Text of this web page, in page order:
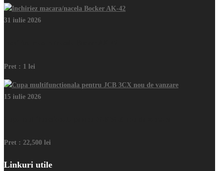
31 iulie 2026
Pret : 1 lei
15 iulie 2026
Pret : 22,500 lei
Linkuri utile